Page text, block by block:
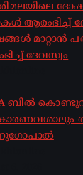
ആരംഭിച്ച്
മാറ്റാൻ
ദേവസ്വം
ബിൽ